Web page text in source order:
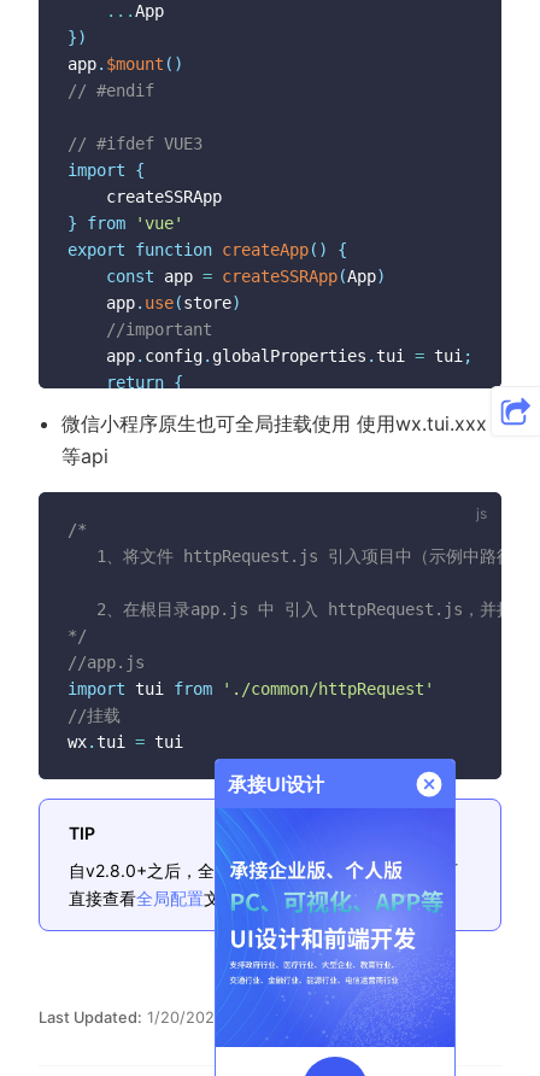
...
})
app. $mount ( )
// #endif
// #ifdef VUE3
import
{
}
from
'vue'
export
function createApp( )
{
const app = createSSRApp(App)
	app
. use(store)
//important
	app
. config. globalProperties . tui = tui;
return {
		app
}
}
// #endif
微信小程序原生也可全局挂载使用 使用wx.tui.xxx
等api
/*
1、将文件 httpRequest.js 引入项目中（示例中路径
2、在根目录app.js 中 引入 httpRequest.js，并挂载
*/
//app.js
import tui from
'./common/httpRequest'
//挂载
wx. tui =
TIP
自v2.8.0+之后，全局配置中已提供部分基础api，可
直接查看全局配置文档使用。
Last Updated: 1/20/2024, 6:31:45 PM
承接UI设计